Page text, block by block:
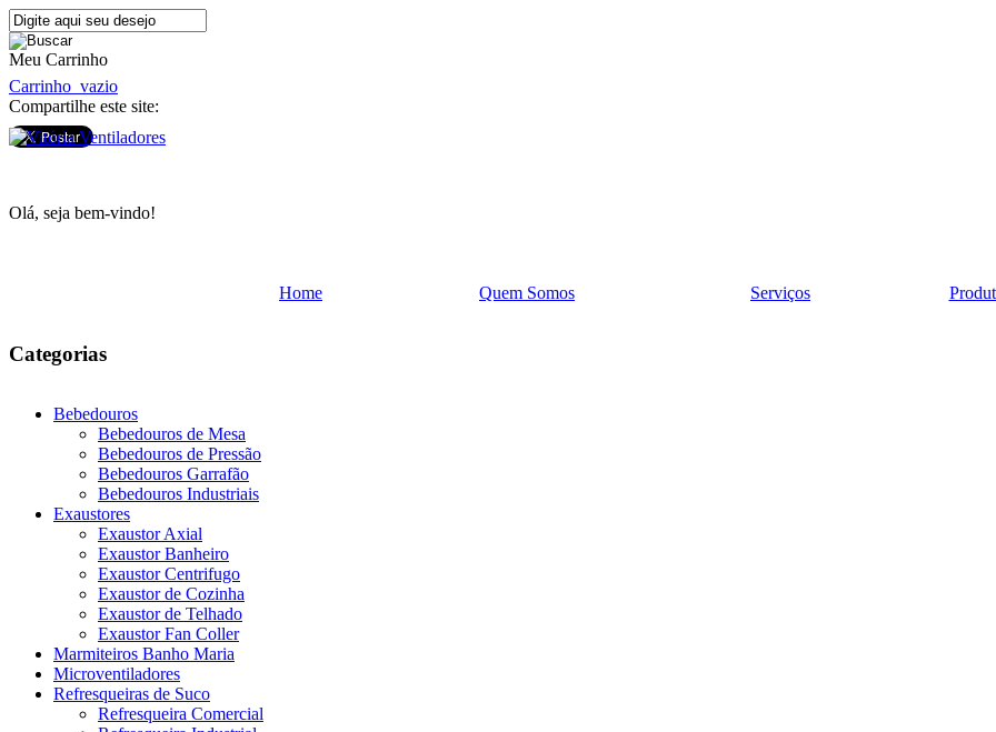
Meu Carrinho
Carrinho vazio
Compartilhe este site:
Olá, seja bem-vindo!
Home Quem Somos Serviços
Categorias
Bebedouros
Bebedouros de Mesa
Bebedouros de Pressão
Bebedouros Garrafão
Bebedouros Industriais
Exaustores
Exaustor Axial
Exaustor Banheiro
Exaustor Centrifugo
Exaustor de Cozinha
Exaustor de Telhado
Exaustor Fan Coller
Marmiteiros Banho Maria
Microventiladores
Refresqueiras de Suco
Refresqueira Comercial